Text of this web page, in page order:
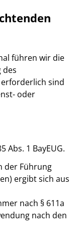
führen wir die
des
sind
oder
Abs. 1 BayEUG.
der Führung
ergibt sich aus
nach § 611a
nach den